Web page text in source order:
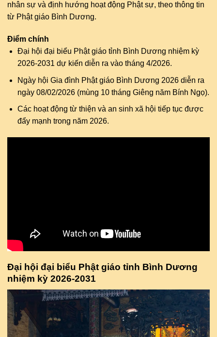
nhân sự và định hướng hoạt động Phật sự, theo thông tin
từ Phật giáo Bình Dương.
Điểm chính
Đại hội đại biểu Phật giáo tỉnh Bình Dương nhiệm kỳ
2026-2031 dự kiến diễn ra vào tháng 4/2026.
Ngày hội Gia đình Phật giáo Bình Dương 2026 diễn ra
ngày 08/02/2026 (mùng 10 tháng Giêng năm Bính Ngọ).
Các hoạt động từ thiện và an sinh xã hội tiếp tục được
đẩy mạnh trong năm 2026.
Đại hội đại biểu Phật giáo tỉnh Bình Dương
nhiệm kỳ 2026-2031